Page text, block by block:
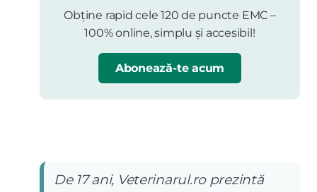
Obține rapid cele 120 de puncte EMC –
100% online, simplu și accesibil!
Abonează-te acum
De 17 ani, Veterinarul.ro prezintă